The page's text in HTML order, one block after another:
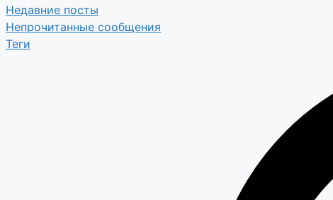
Недавние посты
Непрочитанные сообщения
Теги